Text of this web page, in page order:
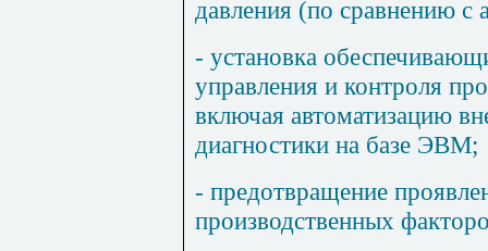
давления (по сравнению
- установка
управления и контроля
включая автоматизацию
диагностики на базе ЭВМ;
- предотвращение
производственных